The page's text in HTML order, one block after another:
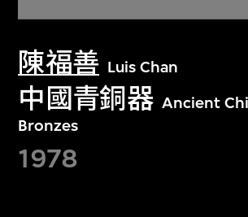
陳福善 Luis Chan
中國青銅器 Ancient
Bronzes
1978
关于M+藏品
探索世界顶级的二十及二十一
文化藏品。